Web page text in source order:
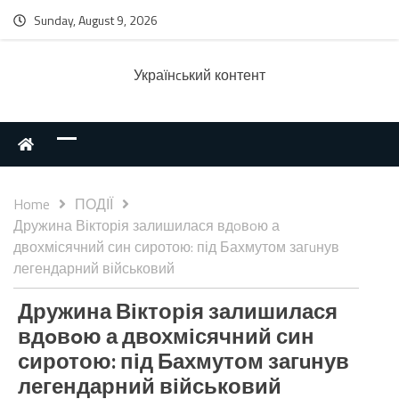
Sunday, August 9, 2026
Українcький контент
Home
ПОДІЇ
Дружина Вікторія залишилася вдoвoю а
двохмісячний син сиротою: під Бахмутом загuнув
легендарний військовий
Дружина Вікторія залишилася
вдoвoю а двохмісячний син
сиротою: під Бахмутом загuнув
легендарний військовий